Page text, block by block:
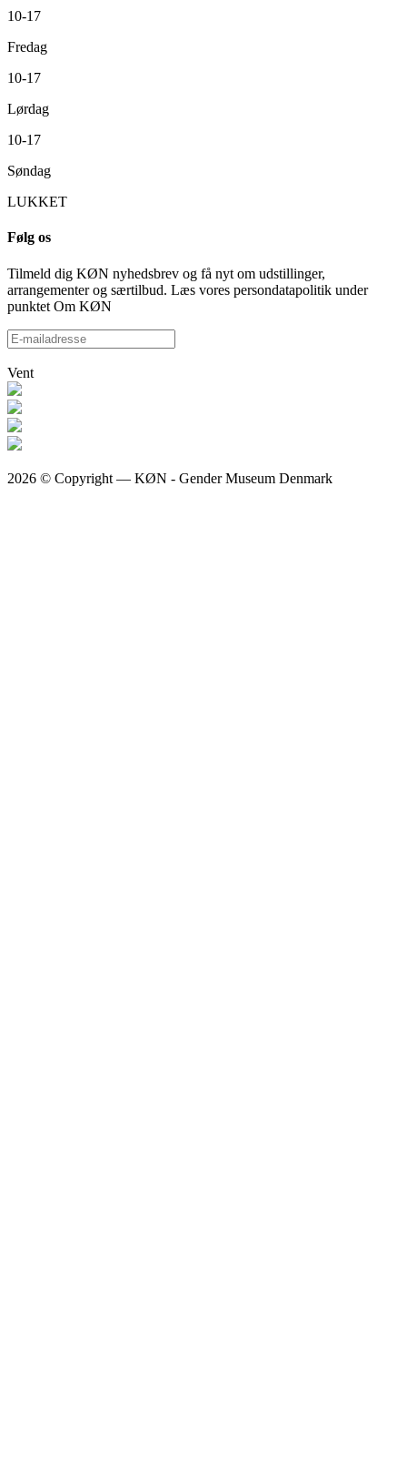
10-17
Fredag
10-17
Lørdag
10-17
Søndag
LUKKET
Følg os
Tilmeld dig KØN nyhedsbrev og få nyt om udstillinger,
arrangementer og særtilbud. Læs vores persondatapolitik under
punktet Om KØN
Vent
2026 © Copyright — KØN - Gender Museum Denmark